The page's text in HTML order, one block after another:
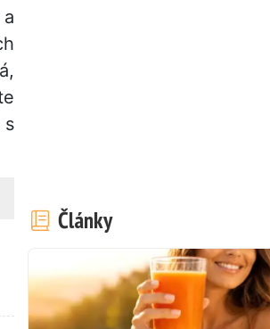
a
s
Články